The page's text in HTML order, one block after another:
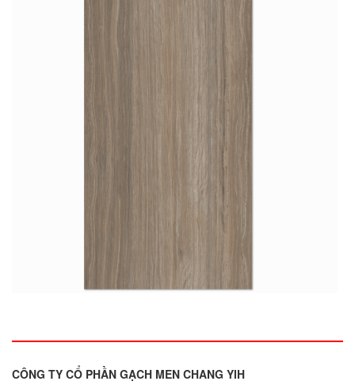
CÔNG TY CỔ PHẦN GẠCH MEN CHANG YIH